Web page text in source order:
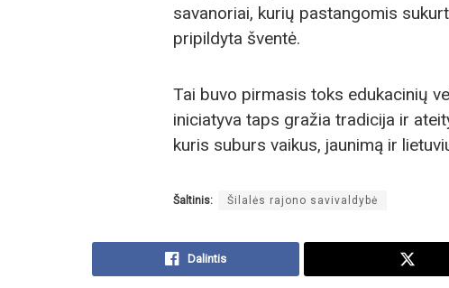
savanoriai, kurių pastangomis
pripildyta šventė.
Tai buvo pirmasis toks edukacinių
iniciatyva taps gražia tradicija ir
kuris suburs vaikus, jaunimą ir
Šaltinis: Šilalės rajono savivaldybė
Dalintis